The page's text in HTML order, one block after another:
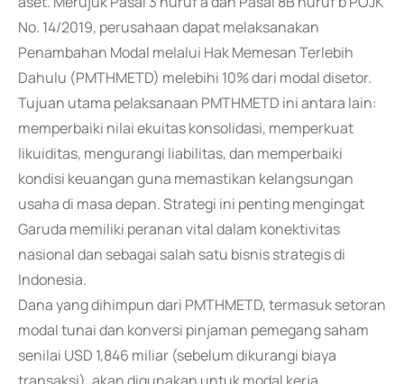
No. 14/2019, perusahaan dapat melaksanakan
Penambahan Modal melalui Hak Memesan Terlebih
Dahulu (PMTHMETD) melebihi 10% dari modal disetor.
Tujuan utama pelaksanaan PMTHMETD ini antara lain:
memperbaiki nilai ekuitas konsolidasi, memperkuat
likuiditas, mengurangi liabilitas, dan memperbaiki
kondisi keuangan guna memastikan kelangsungan
usaha di masa depan. Strategi ini penting mengingat
Garuda memiliki peranan vital dalam konektivitas
nasional dan sebagai salah satu bisnis strategis di
Indonesia.
Dana yang dihimpun dari PMTHMETD, termasuk setoran
modal tunai dan konversi pinjaman pemegang saham
senilai USD 1,846 miliar (sebelum dikurangi biaya